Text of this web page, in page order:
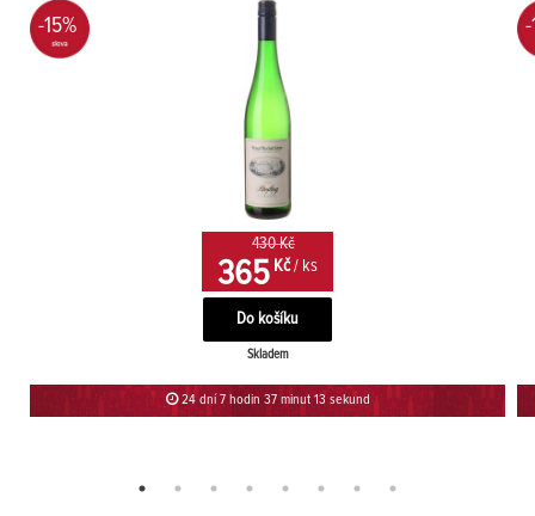
-15%
430 Kč
365 Kč / ks
Skladem
24 dní 7 hodin 37 minut 12 sekund
-